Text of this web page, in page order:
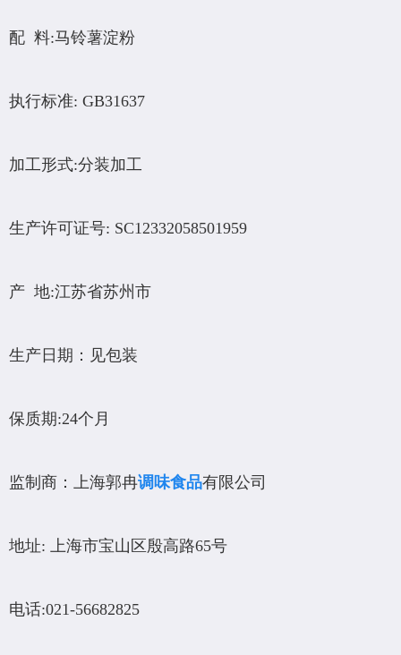
配 料:马铃薯淀粉
执行标准: GB31637
加工形式:分装加工
生产许可证号: SC12332058501959
产 地:江苏省苏州市
生产日期：见包装
保质期:24个月
监制商：上海郭冉调味食品有限公司
地址: 上海市宝山区殷高路65号
电话:021-56682825